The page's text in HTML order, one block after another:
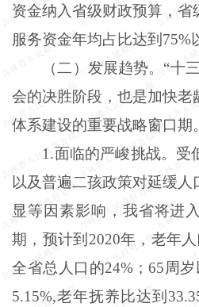
资金纳入省级财政预算，
服务资金年均占比达到75%
（二）发展趋势。“十
会的决胜阶段，也是加快老
体系建设的重要战略窗口期。
1.面临的严峻挑战。受
以及普遍二孩政策对延缓人
显等因素影响，我省将进
期，预计到2020年，老年
全省总人口的24%；65周
5.15%,老年抚养比达到